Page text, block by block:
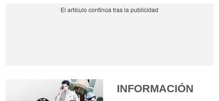
INFORMACIÓN